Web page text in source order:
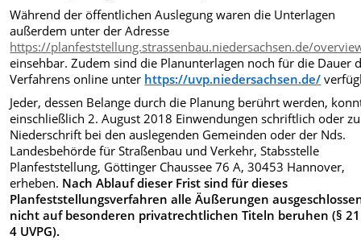
Während der öffentlichen Auslegung waren die Unterlagen
außerdem unter der Adresse
https://planfeststellung.strassenbau.niedersachsen.de/
einsehbar. Zudem sind die Planunterlagen noch für die Dauer
Verfahrens online unter https://uvp.niedersachsen.de/
Jeder, dessen Belange durch die Planung berührt werden,
einschließlich 2. August 2018 Einwendungen schriftlich oder
Niederschrift bei den auslegenden Gemeinden oder der Nds.
Landesbehörde für Straßenbau und Verkehr, Stabsstelle
Planfeststellung, Göttinger Chaussee 76 A, 30453 Hannover,
erheben. Nach Ablauf dieser Frist sind für dieses
Planfeststellungsverfahren alle Äußerungen
nicht auf besonderen privatrechtlichen Titeln beruhen (§ 21
4 UVPG).